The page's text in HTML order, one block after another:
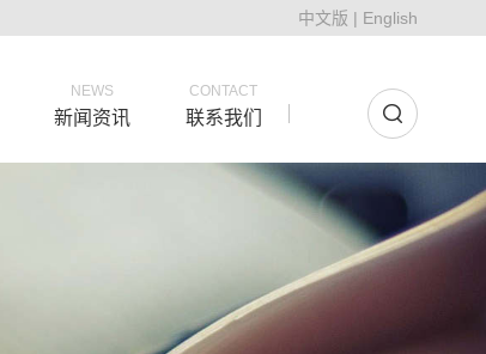
中文版 | English
NEWS
新闻资讯
CONTACT
联系我们